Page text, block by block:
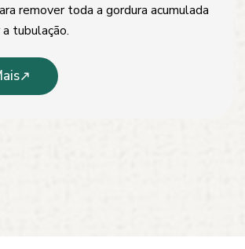
remover toda a gordura acumulada
tubulação.